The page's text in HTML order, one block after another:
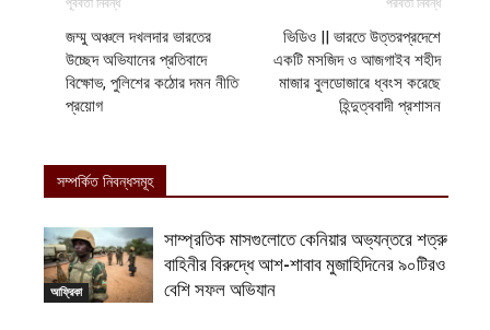
পূর্ববর্তী নিবন্ধ
জম্মু অঞ্চলে দখলদার ভারতের
উচ্ছেদ অভিযানের প্রতিবাদে
বিক্ষোভ, পুলিশের কঠোর দমন নীতি
প্রয়োগ
পরবর্তী নিবন্ধ
ভিডিও || ভারতে উত্তরপ্রদেশে
একটি মসজিদ ও আজগাইব শহীদ
মাজার বুলডোজারে ধ্বংস করেছে
হিন্দুত্ববাদী প্রশাসন
সম্পর্কিত নিবন্ধসমূহ
আফ্রিকা
সাম্প্রতিক মাসগুলোতে কেনিয়ার অভ্যন্তরে শত্রু
বাহিনীর বিরুদ্ধে আশ-শাবাব মুজাহিদিনের ৯০টিরও
বেশি সফল অভিযান